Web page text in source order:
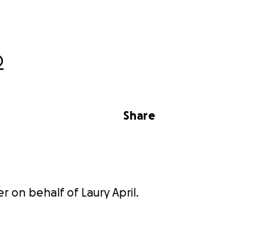
Share
on behalf of Laury April.